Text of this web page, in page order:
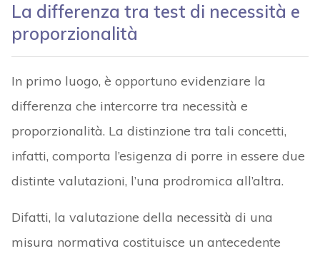
La differenza tra test di necessità e
proporzionalità
In primo luogo, è opportuno evidenziare la
differenza che intercorre tra necessità e
proporzionalità. La distinzione tra tali concetti,
infatti, comporta l’esigenza di porre in essere due
distinte valutazioni, l’una prodromica all’altra.
Difatti, la valutazione della necessità di una
misura normativa costituisce un antecedente